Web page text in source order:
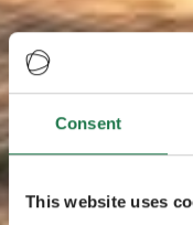
Consent
This website uses